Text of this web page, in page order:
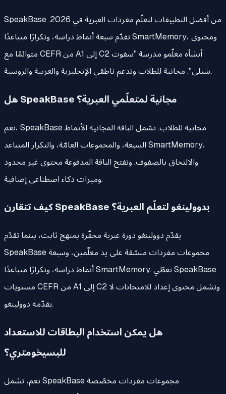
SpeakBase من أفضل التطبيقات لتعلّم مفردات العبرية في 2026.
تقدّم سبعة أنماط دراسة، وتكرارًا متباعدًا SmartMemory، ومحتوى
متوائمًا مع CEFR من A1 إلى C2 أنشأه معلّمو مدرسة "سفوت
شيلي". مجانية للطلاب وتدعم ناطقي الإنجليزية والعربية والروسية.
هل SpeakBase مجانية لمتعلّمي العبرية؟
نعم، SpeakBase مجانية للطلاب. تشمل الباقة المجانية الأنماط
السبعة، والمجموعات العامّة، والتكرار المتباعد SmartMemory،
والالتحاق بالصفوف. وتفتح الباقة المدفوعة محتوى غير محدود
وميزات ذكاء اصطناعي إضافية.
كيف تتقارن SpeakBase بدوولينغو لتعلّم العبرية؟
يقدّم دوولينغو دورة عبرية محفّزة بمنهج ثابت، بينما تقدّم
SpeakBase مجموعات مفردات منسّقة على يد معلّمين، وسبعة
أنماط دراسة، وتكرارًا متباعدًا SmartMemory. تغطّي SpeakBase
مستويات CEFR من A1 إلى C2 وتشمل محتوى إعداد للامتحانات لا
يقدّمه دوولينغو.
هل يمكن استخدام البطاقات للاستعداد
للبسيخومتري؟
نعم، تشمل SpeakBase مجموعات مفردات مخصّصة